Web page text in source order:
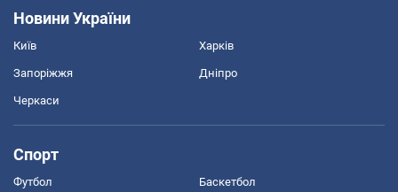
Новини України
Київ Харків
Запоріжжя Дніпро
Черкаси
Спорт
Футбол Баскетбол